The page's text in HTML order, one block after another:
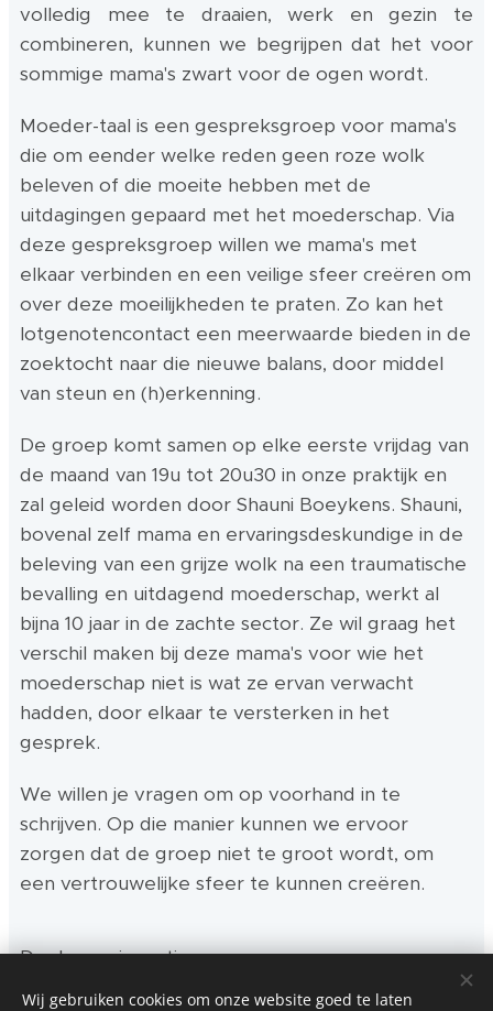
volledig mee te draaien, werk en gezin te
combineren, kunnen we begrijpen dat het voor
sommige mama's zwart voor de ogen wordt.
Moeder-taal is een gespreksgroep voor mama's
die om eender welke reden geen roze wolk
beleven of die moeite hebben met de
uitdagingen gepaard met het moederschap. Via
deze gespreksgroep willen we mama's met
elkaar verbinden en een veilige sfeer creëren om
over deze moeilijkheden te praten. Zo kan het
lotgenotencontact een meerwaarde bieden in de
zoektocht naar die nieuwe balans, door middel
van steun en (h)erkenning.
De groep komt samen op elke eerste vrijdag van
de maand van 19u tot 20u30 in onze praktijk en
zal geleid worden door Shauni Boeykens. Shauni,
bovenal zelf mama en ervaringsdeskundige in de
beleving van een grijze wolk na een traumatische
bevalling en uitdagend moederschap, werkt al
bijna 10 jaar in de zachte sector. Ze wil graag het
verschil maken bij deze mama's voor wie het
moederschap niet is wat ze ervan verwacht
hadden, door elkaar te versterken in het
gesprek.
We willen je vragen om op voorhand in te
schrijven. Op die manier kunnen we ervoor
zorgen dat de groep niet te groot wordt, om
een vertrouwelijke sfeer te kunnen creëren.
Deelname is gratis.
Wij gebruiken cookies om onze website goed te laten